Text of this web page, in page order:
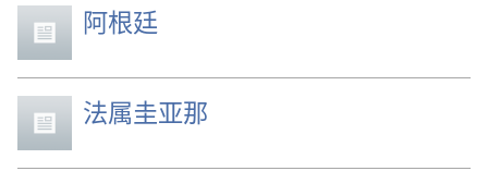
阿根廷
法属圭亚那